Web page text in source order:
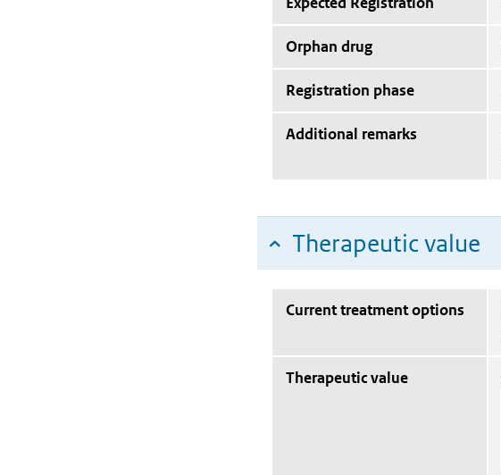
Orphan drug
Registration phase
Additional remarks
Therapeutic value
Current treatment options
Therapeutic value